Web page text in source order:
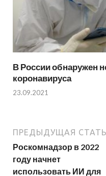
В России обнаружен
коронавируса
23.09.2021
ПРЕДЫДУЩАЯ
Роскомнадзор в 2022
году начнет
использовать ИИ для